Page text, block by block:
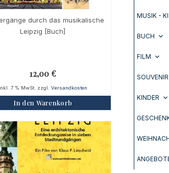
durch das musikalische
Leipzig [Buch]
12,00 €
7 % MwSt. zzgl. Versandkosten
In den Warenkorb
MUSIK -
BUCH
FILM
SOUVENIR
KINDER